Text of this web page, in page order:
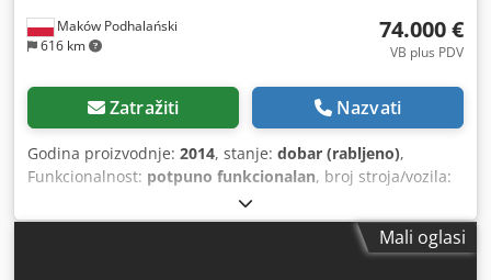
Maków Podhalański
616 km
74.000 €
VB plus PDV
Zatražiti Nazvati
Godina proizvodnje: 2014, stanje: dobar (rabljeno),
Funkcionalnost: potpuno funkcionalan, broj stroja/vozila:
Dostupna tipska pločica
Automatsko skladište je potpuno ispravno, postoji
mogućnost posjete podružnici i procjene rada nakonMali oglasi